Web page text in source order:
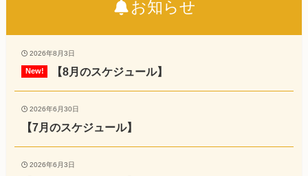
お知らせ
2026年8月3日
【8月のスケジュール】
2026年6月30日
【7月のスケジュール】
2026年6月3日